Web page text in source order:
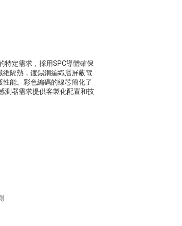
特定需求，採用SPC導體確保
維隔熱，鍍錫銅編織層屏蔽電
能。彩色編碼的線芯簡化了
測器需求提供客製化配置和技